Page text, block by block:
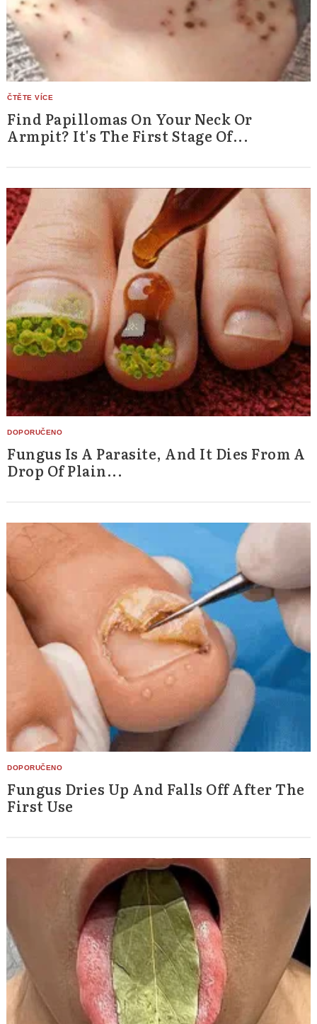
Find Papillomas On Your Neck Or
Armpit? It's The First Stage Of...
Fungus Is A Parasite, And It Dies From A
Drop Of Plain...
Fungus Dries Up And Falls Off After The
First Use
Search